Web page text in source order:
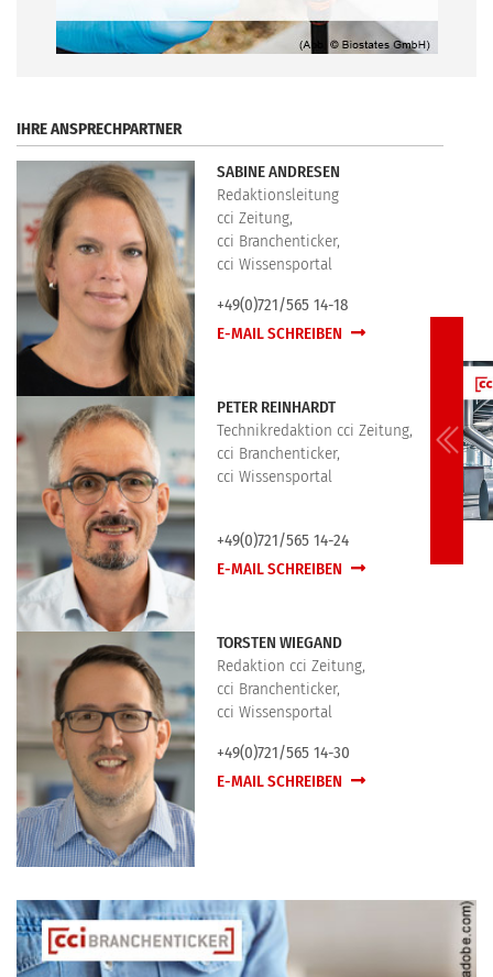
IHRE ANSPRECHPARTNER
SABINE ANDRESEN
Redaktionsleitung
cci Zeitung,
cci Branchenticker,
cci Wissensportal
+49(0)721/565 14-18
E-MAIL SCHREIBEN
PETER REINHARDT
Technikredaktion cci Zeitung,
cci Branchenticker,
cci Wissensportal
+49(0)721/565 14-24
E-MAIL SCHREIBEN
TORSTEN WIEGAND
Redaktion cci Zeitung,
cci Branchenticker,
cci Wissensportal
+49(0)721/565 14-30
E-MAIL SCHREIBEN